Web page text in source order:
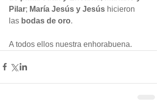
Pilar; María Jesús y Jesús hicieron
las bodas de oro.
A todos ellos nuestra enhorabuena.